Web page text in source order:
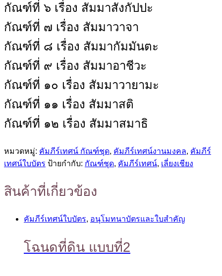
กัณฑ์ที่ ๖ เรื่อง สัมมาสังกัปปะ
กัณฑ์ที่ ๗ เรื่อง สัมมาวาจา
กัณฑ์ที่ ๘ เรื่อง สัมมากัมมันตะ
กัณฑ์ที่ ๙ เรื่อง สัมมาอาชีวะ
กัณฑ์ที่ ๑๐ เรื่อง สัมมาวายามะ
กัณฑ์ที่ ๑๑ เรื่อง สัมมาสติ
กัณฑ์ที่ ๑๒ เรื่อง สัมมาสมาธิ
หมวดหมู่: คัมภีร์เทศน์ กัณฑ์ชุด, คัมภีร์เทศน์งานมงคล, คัมภีร์
เทศน์ใบบัตร ป้ายกำกับ: กัณฑ์ชุด, คัมภีร์เทศน์, เลี่ยงเชียง
สินค้าที่เกี่ยวข้อง
คัมภีร์เทศน์ใบบัตร, อนุโมทนาบัตรและใบสำคัญ
โฉนดที่ดิน แบบที่2